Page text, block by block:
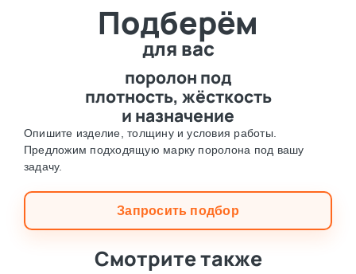
Подберём
для вас
поролон под
плотность, жёсткость
и назначение
Опишите изделие, толщину и условия работы.
Предложим подходящую марку поролона под вашу
задачу.
Запросить подбор
Смотрите также